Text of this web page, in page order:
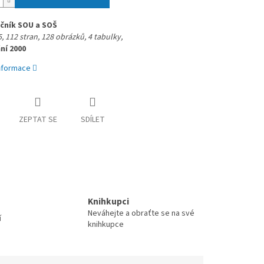
SOU a SOŠ
112 stran, 128 obrázků, 4 tabulky,
2000
ZEPTAT SE SDÍLET
Knihkupci
Neváhejte a obraťte se na své
knihkupce